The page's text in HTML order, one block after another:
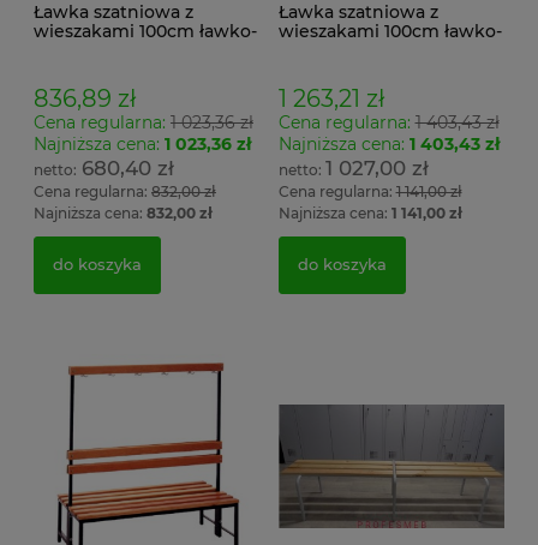
Ławka szatniowa z
wieszakami 100cm ławko-
836,89 zł
Cena regularna: 1 023,36 zł
Najniższa cena: 1 023,36 zł
680,40 zł
Cena regularna: 832,00 zł
Najniższa cena: 832,00 zł
do koszyka
Ławka szatniowa z
wieszakami 100cm ławko-
1 263,21 zł
Cena regularna:1 403,43 zł
Najniższa cena: 1 403,43 zł
1 027,00 zł
Cena regularna:1 141,00 zł
Najniższa cena: 1 141,00 zł
do koszyka